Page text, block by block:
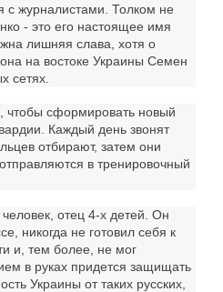
с журналистами. Толком не
- это его настоящее имя
лишняя слава, хотя о
на востоке Украины Семен
сетях.
чтобы сформировать новый
Каждый день звонят
отбирают, затем они
в тренировочный
отец 4-х детей. Он
никогда не готовил себя к
и, тем более, не мог
в руках придется защищать
Украины от таких русских,